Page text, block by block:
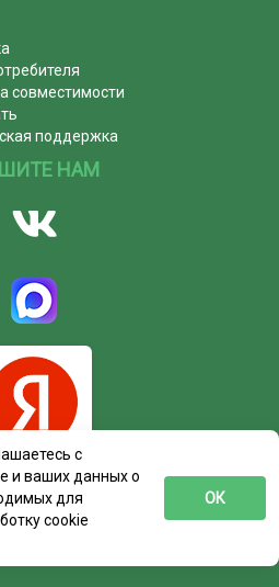
совместимости
поддержка
НАМ
с
и ваших данных о
для
cookie
ОК